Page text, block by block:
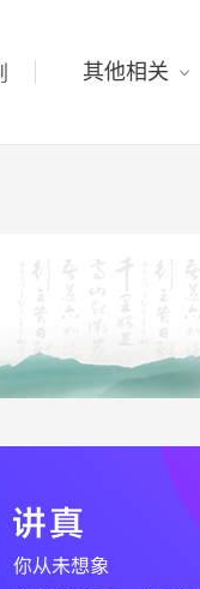
其他相关